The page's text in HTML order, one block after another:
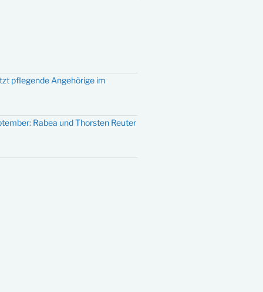
pflegende Angehörige im
Rabea und Thorsten Reuter